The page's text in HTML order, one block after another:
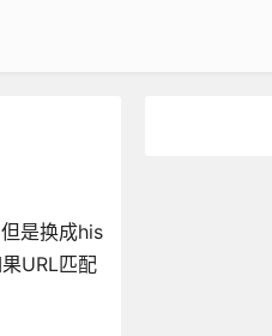
是换成his
URL匹配